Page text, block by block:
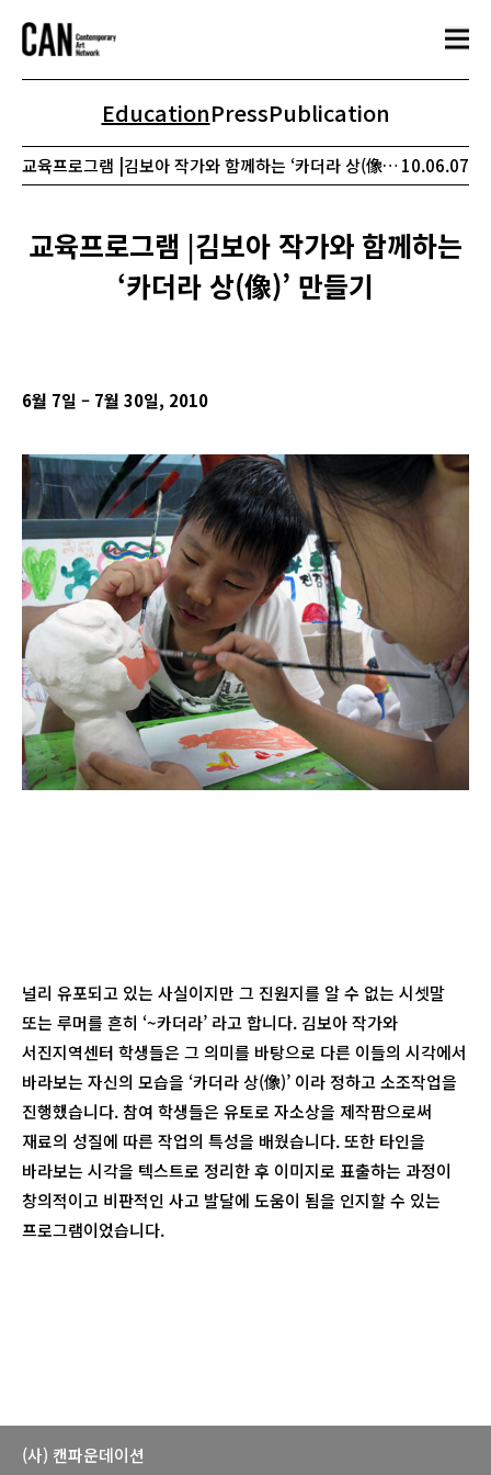
EducationPressPublication
교육프로그램 |김보아 작가와 함께하는 ‘카더라 상(像)’ 만들기10.06.07
교육프로그램 |김보아 작가와 함께하는
‘카더라 상(像)’ 만들기
6월 7일 – 7월 30일, 2010
널리 유포되고 있는 사실이지만 그 진원지를 알 수 없는 시셋말
또는 루머를 흔히 ‘~카더라’ 라고 합니다. 김보아 작가와
서진지역센터 학생들은 그 의미를 바탕으로 다른 이들의 시각에서
바라보는 자신의 모습을 ‘카더라 상(像)’ 이라 정하고 소조작업을
진행했습니다. 참여 학생들은 유토로 자소상을 제작팜으로써
재료의 성질에 따른 작업의 특성을 배웠습니다. 또한 타인을
바라보는 시각을 텍스트로 정리한 후 이미지로 표출하는 과정이
창의적이고 비판적인 사고 발달에 도움이 됨을 인지할 수 있는
프로그램이었습니다.
(사) 캔파운데이션